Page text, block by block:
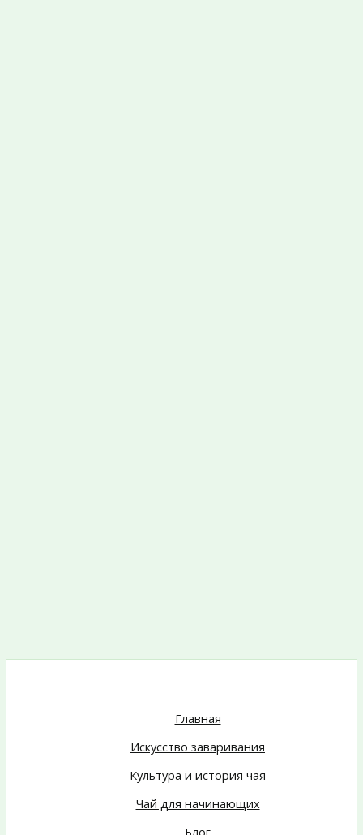
Главная
Искусство заваривания
Культура и история чая
Чай для начинающих
Блог